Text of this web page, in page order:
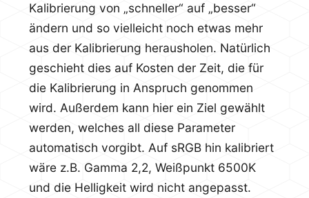
Kalibrierung von „schneller“ auf „besser“
ändern und so vielleicht noch etwas mehr
aus der Kalibrierung herausholen. Natürlich
geschieht dies auf Kosten der Zeit, die für
die Kalibrierung in Anspruch genommen
wird. Außerdem kann hier ein Ziel gewählt
werden, welches all diese Parameter
automatisch vorgibt. Auf sRGB hin kalibriert
wäre z.B. Gamma 2,2, Weißpunkt 6500K
und die Helligkeit wird nicht angepasst.